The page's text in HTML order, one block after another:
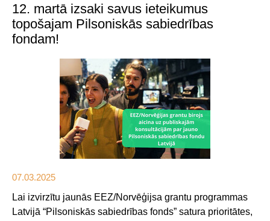
12. martā izsaki savus ieteikumus
topošajam Pilsoniskās sabiedrības
fondam!
07.03.2025
Lai izvirzītu jaunās EEZ/Norvēģijsa grantu programmas
Latvijā “Pilsoniskās sabiedrības fonds” satura prioritātes,